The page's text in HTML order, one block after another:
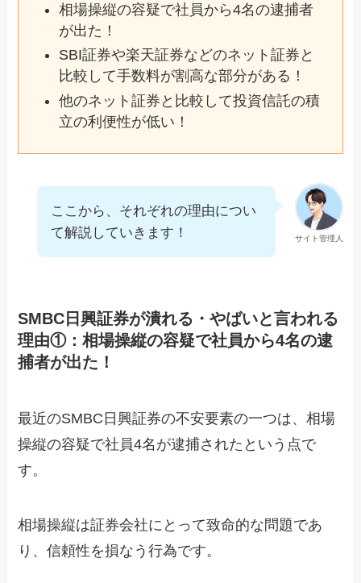
相場操縦の容疑で社員から4名の逮捕者
が出た！
SBI証券や楽天証券などのネット証券と
比較して手数料が割高な部分がある！
他のネット証券と比較して投資信託の積
立の利便性が低い！
サイト管理人
ここから、それぞれの理由につい
て解説していきます！
SMBC日興証券が潰れる・やばいと言われる
理由①：相場操縦の容疑で社員から4名の逮
捕者が出た！
最近のSMBC日興証券の不安要素の一つは、相場
操縦の容疑で社員4名が逮捕されたという点で
す。
相場操縦は証券会社にとって致命的な問題であ
り、信頼性を損なう行為です。